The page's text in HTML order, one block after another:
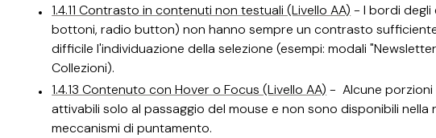
1.4.11 Contrasto in contenuti non testuali (Livello AA) - I bordi degli
bottoni, radio button) non hanno sempre un contrasto
difficile l'individuazione della selezione (esempi: modali
Collezioni).
1.4.13 Contenuto con Hover o Focus (Livello AA) - Alcune porzioni
attivabili solo al passaggio del mouse e non sono disponibili
meccanismi di puntamento.